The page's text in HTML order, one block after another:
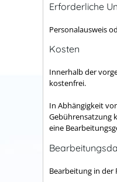
Erforderliche
Personalausweis
Kosten
Innerhalb der
kostenfrei.
In Abhängigkeit
Gebührensatzung
eine
Bearbeitung in der